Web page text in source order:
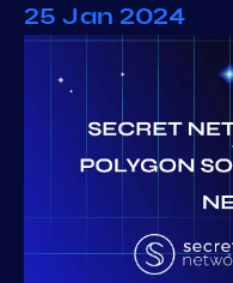
25 Jan 2024